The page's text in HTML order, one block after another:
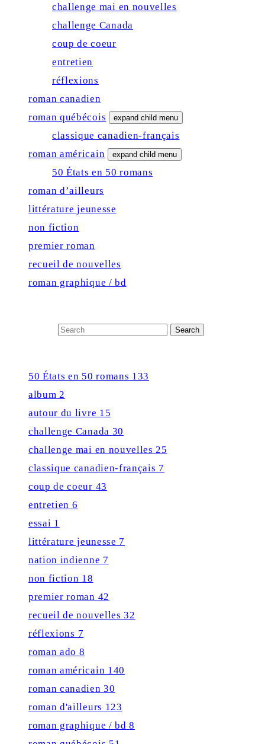
challenge mai en nouvelles
challenge Canada
coup de coeur
entretien
réflexions
roman canadien
roman québécois
expand child menu
classique canadien-français
roman américain
expand child menu
50 États en 50 romans
roman d’ailleurs
littérature jeunesse
non fiction
premier roman
recueil de nouvelles
roman graphique / bd
Search
50 États en 50 romans 133
album 2
autour du livre 15
challenge Canada 30
challenge mai en nouvelles 25
classique canadien-français 7
coup de coeur 43
entretien 6
essai 1
littérature jeunesse 7
nation indienne 7
non fiction 18
premier roman 42
recueil de nouvelles 32
réflexions 7
roman ado 8
roman américain 140
roman canadien 30
roman d'ailleurs 123
roman graphique / bd 8